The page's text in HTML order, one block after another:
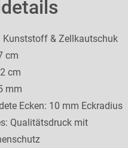
Kunststoff & Zellkautschuk
cm
cm
mm
Ecken: 10 mm Eckradius
Qualitätsdruck mit